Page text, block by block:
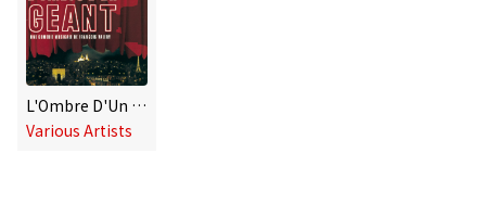
L'Ombre D'Un Géant
Various Artists